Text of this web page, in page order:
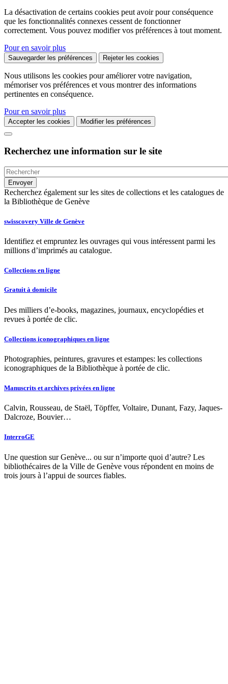
La désactivation de certains cookies peut avoir pour conséquence
que les fonctionnalités connexes cessent de fonctionner
correctement. Vous pouvez modifier vos préférences à tout moment.
Pour en savoir plus
Sauvegarder les préférences Rejeter les cookies
Nous utilisons les cookies pour améliorer votre navigation,
mémoriser vos préférences et vous montrer des informations
pertinentes en conséquence.
Pour en savoir plus
Accepter les cookies Modifier les préférences
Recherchez une information sur le site
Recherchez également sur les sites de collections et les catalogues de
la Bibliothèque de Genève
swisscovery Ville de Genève
Identifiez et empruntez les ouvrages qui vous intéressent parmi les
millions d’imprimés au catalogue.
Collections en ligne
Gratuit à domicile
Des milliers d’e-books, magazines, journaux, encyclopédies et
revues à portée de clic.
Collections iconographiques en ligne
Photographies, peintures, gravures et estampes: les collections
iconographiques de la Bibliothèque à portée de clic.
Manuscrits et archives privées en ligne
Calvin, Rousseau, de Staël, Töpffer, Voltaire, Dunant, Fazy, Jaques-
Dalcroze, Bouvier…
InterroGE
Une question sur Genève... ou sur n’importe quoi d’autre? Les
bibliothécaires de la Ville de Genève vous répondent en moins de
trois jours à l’appui de sources fiables.